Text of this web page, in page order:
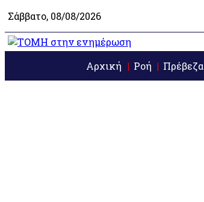
Σάββατο, 08/08/2026
Αρχική Ροή Πρέβεζα